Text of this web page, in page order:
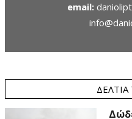
email: